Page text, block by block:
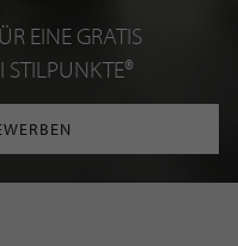
EINE GRATIS
STILPUNKTE®